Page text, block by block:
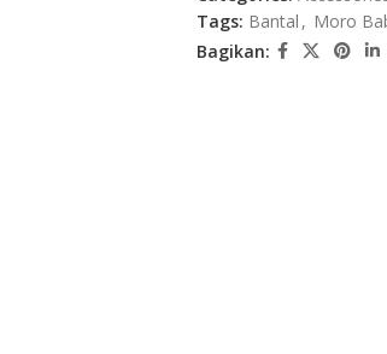
Tags: Bantal , Moro
Bagikan: